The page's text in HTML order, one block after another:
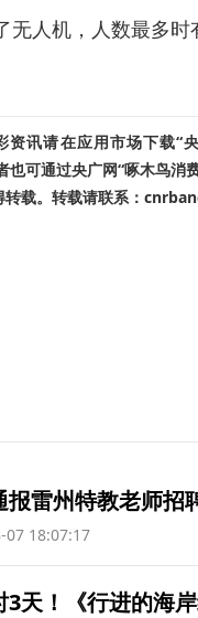
无人机，人数最多时
资讯请在应用市场下载“
也可通过央广网“啄木鸟消
转载。转载请联系：
报雷州特教老师招
07 18:07:17
3天！《行进的海